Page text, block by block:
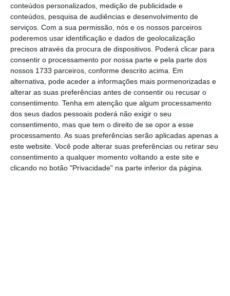
conteúdos personalizados, medição de publicidade e
conteúdos, pesquisa de audiências e desenvolvimento de
serviços. Com a sua permissão, nós e os nossos parceiros
poderemos usar identificação e dados de geolocalização
precisos através da procura de dispositivos. Poderá clicar para
consentir o processamento por nossa parte e pela parte dos
nossos 1733 parceiros, conforme descrito acima. Em
alternativa, pode aceder a informações mais pormenorizadas e
alterar as suas preferências antes de consentir ou recusar o
consentimento. Tenha em atenção que algum processamento
dos seus dados pessoais poderá não exigir o seu
consentimento, mas que tem o direito de se opor a esse
processamento. As suas preferências serão aplicadas apenas a
este website. Você pode alterar suas preferências ou retirar seu
consentimento a qualquer momento voltando a este site e
clicando no botão "Privacidade" na parte inferior da página.
FMI revê em alta crescimento do PIB para 2,6% em
2023
Ler Mais
Rupa Duttagupta também destacou as
exportações, sendo que já antes os
economistas consultados pelo ECO
apontavam para o bom desempenho das
exportaçõesnos três primeiros meses do ano.
Beneficiaram da redução dos preços das